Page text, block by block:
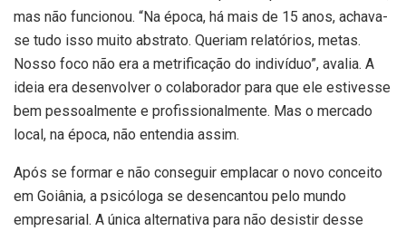
mas não funcionou. “Na época, há mais de 15 anos, achava-
se tudo isso muito abstrato. Queriam relatórios, metas.
Nosso foco não era a metrificação do indivíduo”, avalia. A
ideia era desenvolver o colaborador para que ele estivesse
bem pessoalmente e profissionalmente. Mas o mercado
local, na época, não entendia assim.
Após se formar e não conseguir emplacar o novo conceito
em Goiânia, a psicóloga se desencantou pelo mundo
empresarial. A única alternativa para não desistir desse